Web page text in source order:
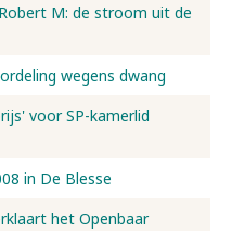
M: de stroom uit de
wegens dwang
voor SP-kamerlid
in De Blesse
het Openbaar